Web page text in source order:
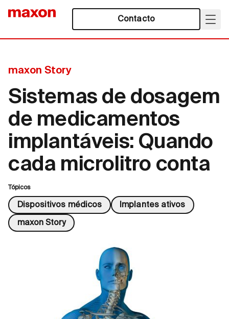
Contacto
maxon Story
Sistemas de dosagem
de medicamentos
implantáveis: Quando
cada microlitro conta
Tópicos
Dispositivos médicos Implantes ativos
maxon Story